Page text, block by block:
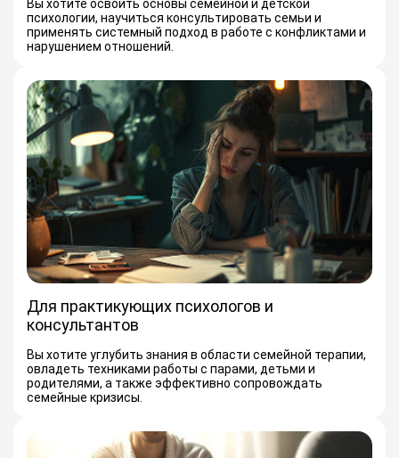
Вы хотите освоить основы семейной и детской
психологии, научиться консультировать семьи и
применять системный подход в работе с конфликтами и
нарушением отношений.
Для практикующих психологов и
консультантов
Вы хотите углубить знания в области семейной терапии,
овладеть техниками работы с парами, детьми и
родителями, а также эффективно сопровождать
семейные кризисы.